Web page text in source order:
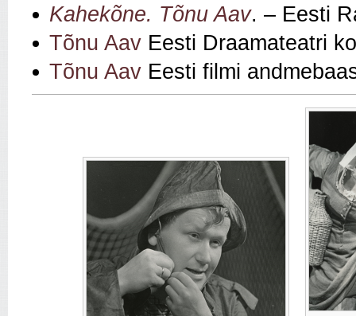
Kahekõne. Tõnu Aav. – Eesti
Tõnu Aav Eesti Draamateatri
Tõnu Aav Eesti filmi